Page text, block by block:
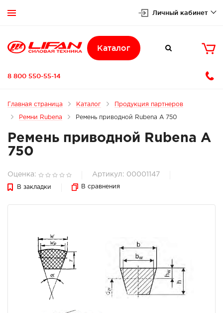
 Личный кабинет
Каталог  
8 800 550-55-14
Главная страница Каталог Продукция партнеров
Ремни Rubena Ремень приводной Rubena A 750
Ремень приводной Rubena A
750
Оценка: Артикул: 00001147
В закладки В сравнения